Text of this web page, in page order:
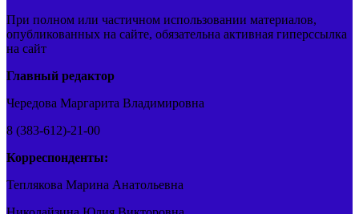
При полном или частичном использовании материалов,
опубликованных на сайте, обязательна активная гиперссылка
на сайт
Главный редактор
Чередова Маргарита Владимировна
8 (383-612)-21-00
Корреспонденты:
Теплякова Марина Анатольевна